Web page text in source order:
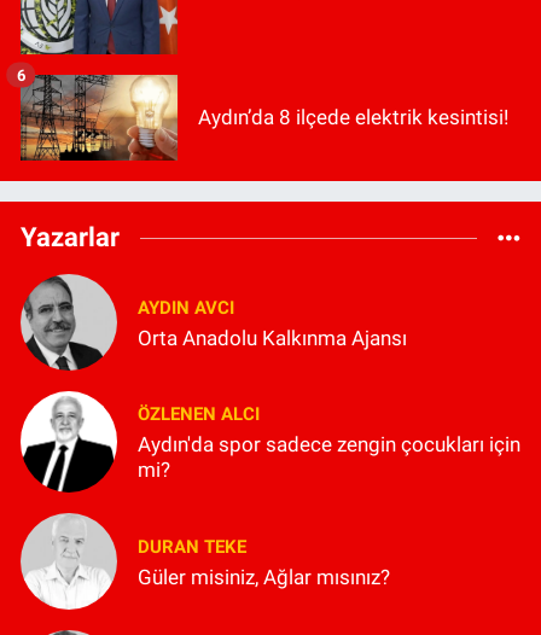
Aydın’da 8 ilçede elektrik kesintisi!
6
Yazarlar
AYDIN AVCI
Orta Anadolu Kalkınma Ajansı
ÖZLENEN ALCI
Aydın'da spor sadece zengin çocukları için
mi?
DURAN TEKE
Güler misiniz, Ağlar mısınız?